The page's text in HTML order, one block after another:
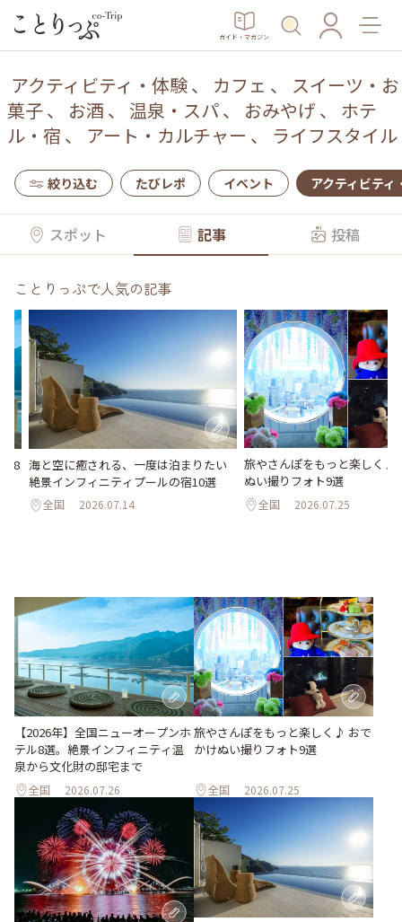
ガイド・マガジン
アクティビティ・体験、 カフェ 、 スイーツ・お
菓子、 お酒 、 温泉・スパ、 おみやげ 、 ホテ
ル・宿 、 アート・カルチャー 、 ライフスタイル
絞り込む たびレポ イベント アクティビティ
スポット 記事 投稿
ことりっぷで人気の記事
8 海と空に癒される、一度は泊まりたい
絶景インフィニティプールの宿10選
全国 2026.07.14
旅やさんぽをもっと楽しく♪
ぬい撮りフォト9選
全国 2026.07.25
【2026年】全国ニューオープンホ
テル8選。絶景インフィニティ温
泉から文化財の邸宅まで
全国 2026.07.26
旅やさんぽをもっと楽しく♪ おで
かけぬい撮りフォト9選
全国 2026.07.25